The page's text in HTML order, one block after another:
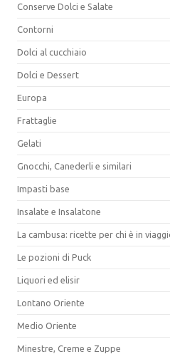
Conserve Dolci e Salate
Contorni
Dolci al cucchiaio
Dolci e Dessert
Europa
Frattaglie
Gelati
Gnocchi, Canederli e similari
Impasti base
Insalate e Insalatone
La cambusa: ricette per chi è in
Le pozioni di Puck
Liquori ed elisir
Lontano Oriente
Medio Oriente
Minestre, Creme e Zuppe